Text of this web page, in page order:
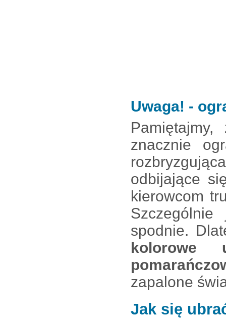
Uwaga! -
znacznie
odbijające
kierowcom
spodnie.
kolorowe
zapalone
Jak się